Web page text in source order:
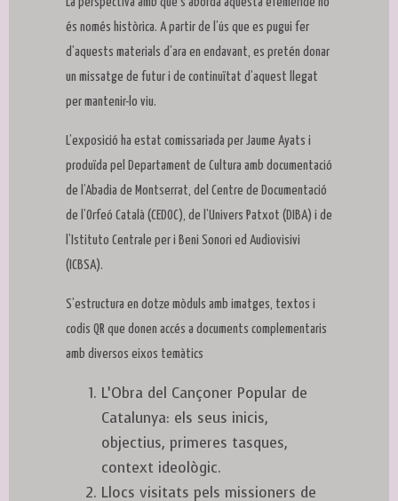
és només històrica. A partir de l’ús que es pugui fer
d’aquests materials d’ara en endavant, es pretén donar
un missatge de futur i de continuïtat d’aquest llegat
per mantenir-lo viu.
L’exposició ha estat comissariada per Jaume Ayats i
produïda pel Departament de Cultura amb documentació
de l’Abadia de Montserrat, del Centre de Documentació
de l’Orfeó Català (CEDOC), de l’Univers Patxot (DIBA) i de
l’Istituto Centrale per i Beni Sonori ed Audiovisivi
(ICBSA).
S’estructura en dotze mòduls amb imatges, textos i
codis QR que donen accés a documents complementaris
amb diversos eixos temàtics
L’Obra del Cançoner Popular de
Catalunya: els seus inicis,
objectius, primeres tasques,
context ideològic.
Llocs visitats pels missioners de